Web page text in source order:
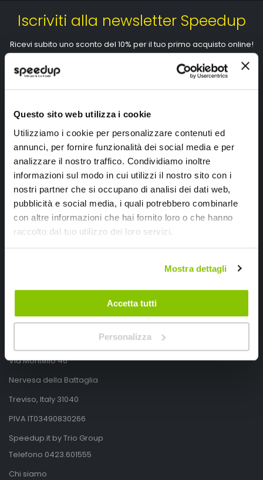
Questo sito web utilizza i cookie
Utilizziamo i cookie per personalizzare contenuti ed
annunci, per fornire funzionalità dei social media e per
analizzare il nostro traffico. Condividiamo inoltre
informazioni sul modo in cui utilizzi il nostro sito con i
nostri partner che si occupano di analisi dei dati web,
pubblicità e social media, i quali potrebbero combinarle
con altre informazioni che hai fornito loro o che hanno
raccolto dal tuo utilizzo dei loro servizi.
Mostra dettagli
Accetta tutti
Personalizza
Iscriviti alla newsletter Speedup
Ricevi subito uno sconto del 10% per il tuo primo acquisto online!
Ho letto e accettato il documentoprivacy policy
Iscrivimi
Segui SPEEDUP.IT
Via Montello 46
Nervesa della Battaglia
Treviso, Italy 31040
PIVA IT03490830266
Speedup.it by Trio Group
Telefono 0423.601555
Chi siamo